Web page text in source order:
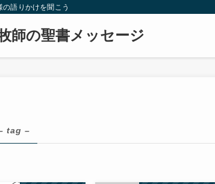
語りかけを聞こう
師の聖書メッセージ
tag –